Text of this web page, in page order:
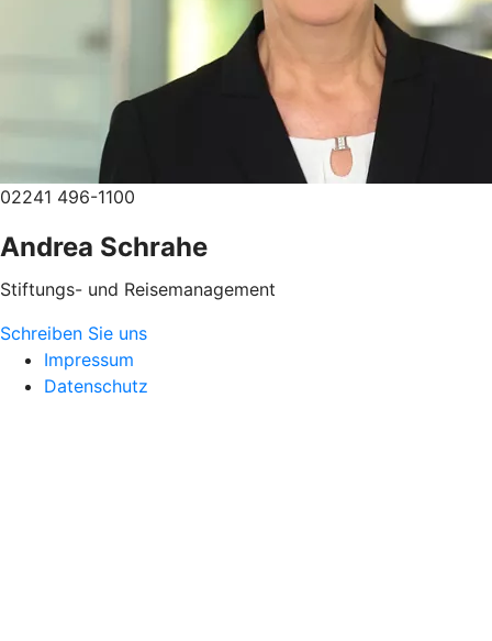
02241 496-1100
Andrea Schrahe
Stiftungs- und Reisemanagement
Schreiben Sie uns
Impressum
Datenschutz